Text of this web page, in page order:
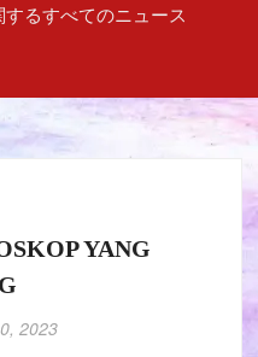
るすべてのニュース
YANG
2023